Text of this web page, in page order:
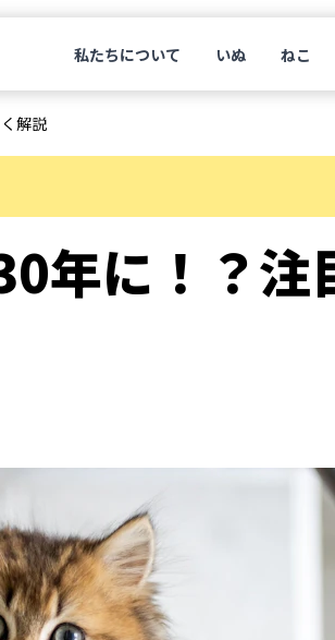
私たちについて いぬ ねこ
解説
年に！？